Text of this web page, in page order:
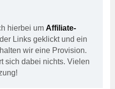
hierbei um Affiliate-
Links geklickt und ein
wir eine Provision.
sich dabei nichts. Vielen